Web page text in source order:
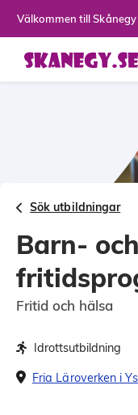
Välkommen till
Sök utbildningar
Barn- och
Fritid och hälsa
Idrottsutbildning
Fria Läroverken i